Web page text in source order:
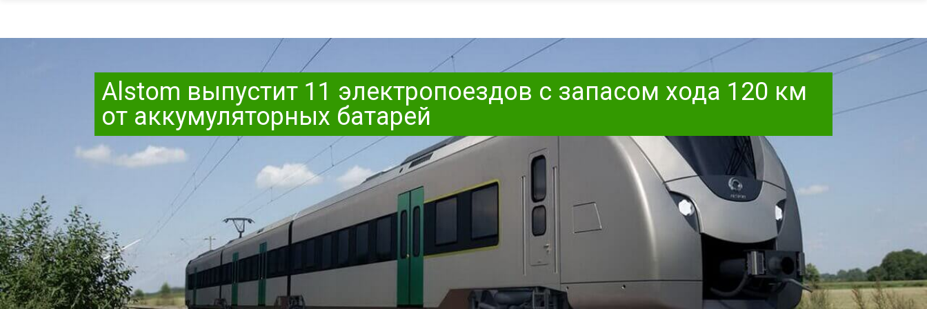
Alstom выпустит 11 электропоездов с запасом хода 120 км
от аккумуляторных батарей